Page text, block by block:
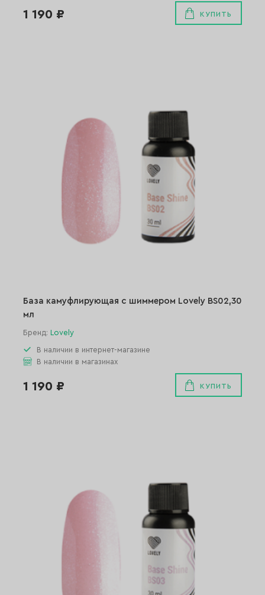
1 190 ₽ КУПИТЬ
База камуфлирующая с шиммером Lovely BS02,30
мл
Бренд: Lovely
В наличии в интернет-магазине
В наличии в магазинах
1 190 ₽ КУПИТЬ